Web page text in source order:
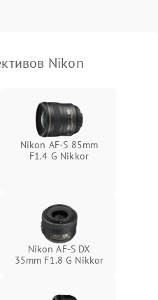
Nikon
Nikon AF-S 85mm
F1.4 G Nikkor
Nikon AF-S DX
35mm F1.8 G Nikkor